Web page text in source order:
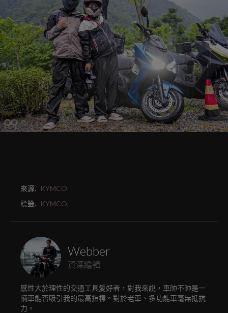
來源.
KYMCO
標籤.
KYMCO,
Webber
資深編輯
感性大於理性的交通工具愛好者，對我來說，車帥不帥是一
輛車能否吸引我的最高指標。對於老車、多功能車毫無抵抗
力。